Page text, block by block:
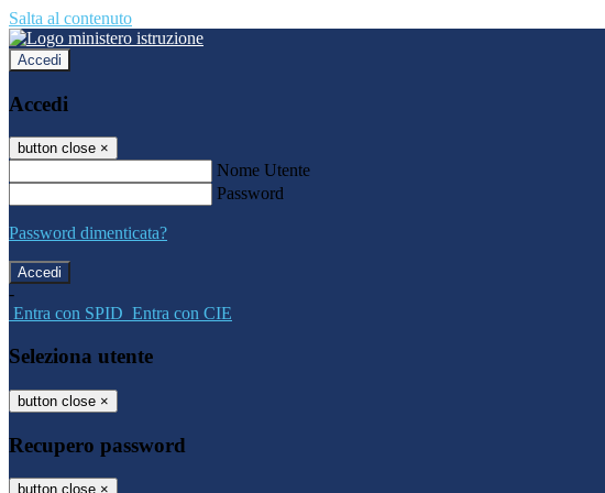
Salta al contenuto
Accedi
Accedi
button close ×
Nome Utente
Password
Password dimenticata?
-
Entra con SPID Entra con CIE
Seleziona utente
button close ×
Recupero password
button close ×